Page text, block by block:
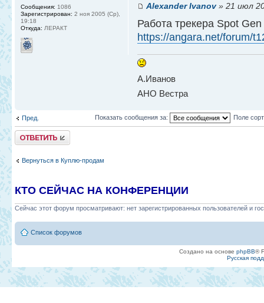
Alexander Ivanov» 21 июл
Работа трекера Spot
https://angara.net/forum/
А.Иванов
АНО Вестра
Сообщения: 1086
Зарегистрирован: 2 ноя 2005 (Ср),
19:18
Откуда: ЛЕРАКТ
Пред. Показать сообщения за: Поле
Ответить
Вернуться в Куплю-продам
КТО СЕЙЧАС НА КОНФЕРЕНЦИИ
Сейчас этот форум просматривают: нет зарегистрированных пользователей и
Список форумов
Создано на основе phpBB®
Русская